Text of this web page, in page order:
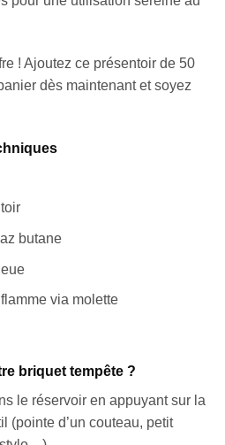
! Ajoutez ce présentoir de 50
dès maintenant et soyez
butane
via molette
briquet tempête ?
le réservoir en appuyant sur la
(pointe d’un couteau, petit